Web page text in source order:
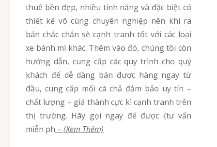
thuê bền đẹp, nhiều tính năng và đặc biệt có
thiết kế vô cùng chuyên nghiệp nên khi ra
bán chắc chắn sẽ cạnh tranh tốt với các loại
xe bánh mì khác. Thêm vào đó, chúng tôi còn
hướng dẫn, cung cấp các quy trình cho quý
khách để dễ dàng bán được hàng ngay từ
đầu, cung cấp mối cá chả đảm bảo uy tín –
chất lượng – giá thành cực kì cạnh tranh trên
thị trường. Hãy gọi ngay để được {tư vấn
miễn ph – (Xem Thêm)